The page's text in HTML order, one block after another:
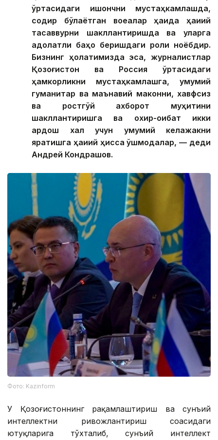
ўртасидаги ишончни мустаҳкамлашда,
содир бўлаётган воқеалар ҳақида ҳақиқий
тасаввурни шакллантиришда ва уларга
адолатли баҳо беришдаги роли ноёбдир.
Бизнинг ҳолатимизда эса, журналистлар
Қозоғистон ва Россия ўртасидаги
ҳамкорликни мустаҳкамлашга, умумий
гуманитар ва маънавий маконни, хавфсиз
ва ростгўй ахборот муҳитини
шакллантиришга ва охир-оқибат икки
қардош халқ учун умумий келажакни
яратишга ҳақиқий ҳисса қўшмоқдалар, — деди
Андрей Кондрашов.
Фото: Kazinform
У Қозоғистоннинг рақамлаштириш ва сунъий
интеллектни ривожлантириш соҳасидаги
ютуқларига тўхталиб, сунъий интеллект